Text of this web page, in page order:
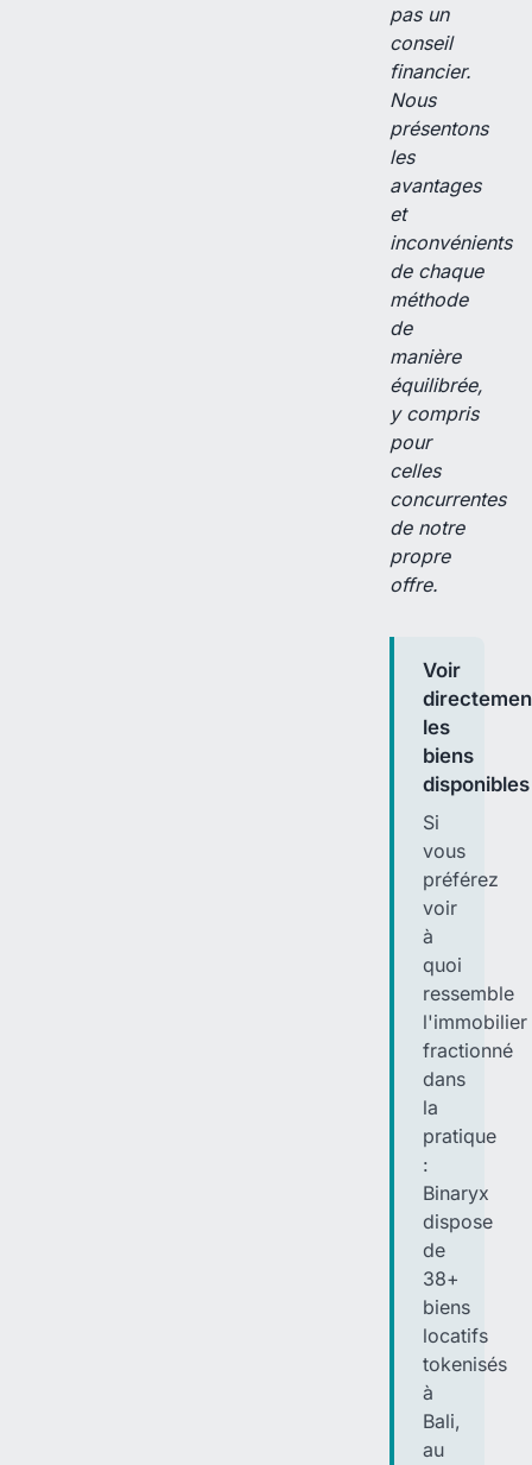
pas un
conseil
financier.
Nous
présentons
les
avantages
et
inconvénients
de chaque
méthode
de
manière
équilibrée,
y compris
pour
celles
concurrentes
de notre
propre
offre.
Voir
les
biens
disponibles
Si
vous
préférez
voir
à
quoi
ressemble
l'immobilier
fractionné
dans
la
pratique
:
Binaryx
dispose
de
38+
biens
locatifs
tokenisés
à
Bali,
au